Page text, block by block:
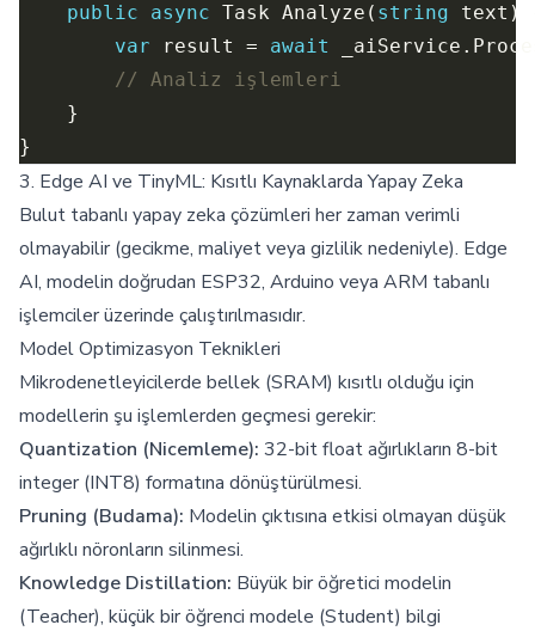
public async Task Analyze( string
var result = await
// Analiz işlemleri
3. Edge AI ve TinyML: Kısıtlı Kaynaklarda Yapay Zeka
Bulut tabanlı yapay zeka çözümleri her zaman verimli
olmayabilir (gecikme, maliyet veya gizlilik nedeniyle). Edge
AI, modelin doğrudan ESP32, Arduino veya ARM tabanlı
işlemciler üzerinde çalıştırılmasıdır.
Model Optimizasyon Teknikleri
Mikrodenetleyicilerde bellek (SRAM) kısıtlı olduğu için
modellerin şu işlemlerden geçmesi gerekir:
Quantization (Nicemleme): 32-bit float ağırlıkların 8-bit
integer (INT8) formatına dönüştürülmesi.
Pruning (Budama): Modelin çıktısına etkisi olmayan düşük
ağırlıklı nöronların silinmesi.
Knowledge Distillation: Büyük bir öğretici modelin
(Teacher), küçük bir öğrenci modele (Student) bilgi